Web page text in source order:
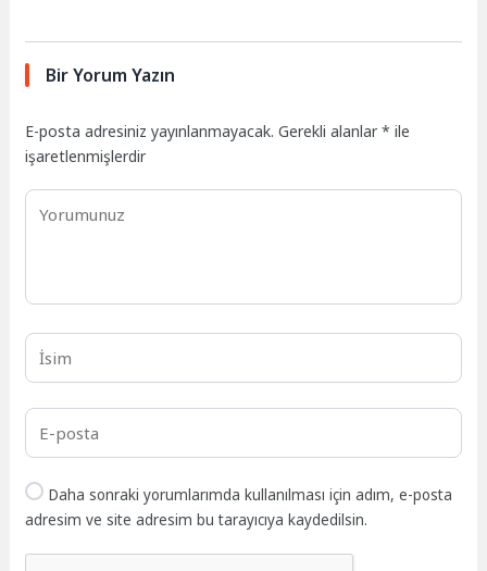
Bir Yorum Yazın
E-posta adresiniz yayınlanmayacak. Gerekli alanlar* ile
işaretlenmişlerdir
Daha sonraki yorumlarımda kullanılması için adım, e-posta
adresim ve site adresim bu tarayıcıya kaydedilsin.